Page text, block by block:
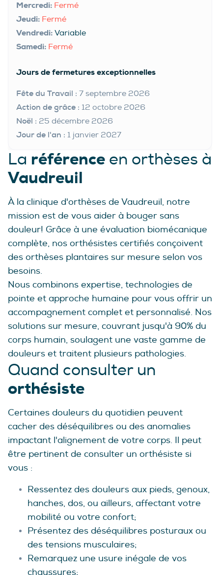
La référence en orthèses à
Vaudreuil
À la clinique d'orthèses de Vaudreuil, notre
mission est de vous aider à bouger sans
douleur! Grâce à une évaluation biomécanique
complète, nos orthésistes certifiés conçoivent
des orthèses plantaires sur mesure selon vos
besoins.
Nous combinons expertise, technologies de
pointe et approche humaine pour vous offrir un
accompagnement complet et personnalisé. Nos
solutions sur mesure, couvrant jusqu'à 90% du
corps humain, soulagent une vaste gamme de
douleurs et traitent plusieurs pathologies.
Quand consulter un
orthésiste
Certaines douleurs du quotidien peuvent
cacher des déséquilibres ou des anomalies
impactant l'alignement de votre corps. Il peut
être pertinent de consulter un orthésiste si
vous :
Ressentez des douleurs aux pieds, genoux,
hanches, dos, ou ailleurs, affectant votre
mobilité ou votre confort;
Présentez des déséquilibres posturaux ou
des tensions musculaires;
Remarquez une usure inégale de vos
chaussures;
Mercredi: Fermé
Jeudi: Fermé
Vendredi: Variable
Samedi: Fermé
Jours de fermetures exceptionnelles
Fête du Travail : 7 septembre 2026
Action de grâce : 12 octobre 2026
Noël : 25 décembre 2026
Jour de l'an : 1 janvier 2027